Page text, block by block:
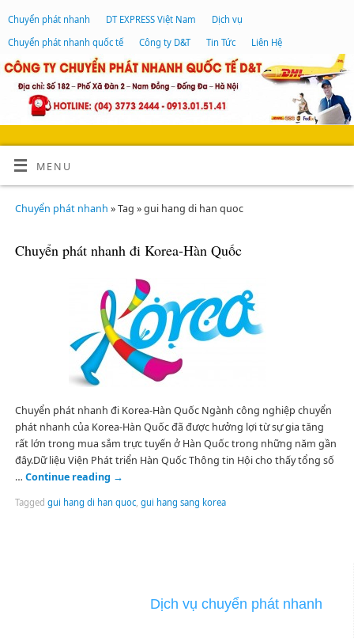
Chuyển phát nhanh DT EXPRESS Việt Nam
Dịch vụ
Chuyển phát nhanh quốc tế
Công ty D&T Tin Tức Liên Hệ
MENU
Chuyển phát nhanh » Tag » gui hang di han quoc
Chuyển phát nhanh đi Korea-Hàn Quốc
Chuyển phát nhanh đi Korea-Hàn Quốc Ngành công nghiệp chuyển
phát nhanh của Korea-Hàn Quốc đã được hưởng lợi từ sự gia tăng
rất lớn trong mua sắm trực tuyến ở Hàn Quốc trong những năm gần
đây.Dữ liệu Viện Phát triển Hàn Quốc Thông tin Hội cho thấy tổng số
… Continue reading →
Tagged gui hang di han quoc, gui hang sang korea
Dịch vụ chuyển phát nhanh